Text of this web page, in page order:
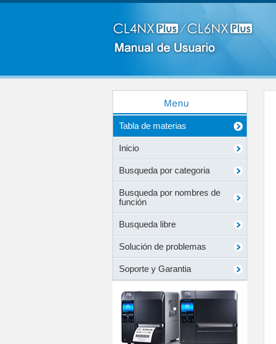
Tabla de materias
Inicio
Busqueda por categoria
Busqueda por nombres de
función
Busqueda libre
Solución de problemas
Soporte y Garantia